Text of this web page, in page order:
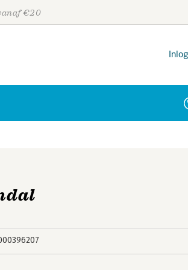
€20
Personen